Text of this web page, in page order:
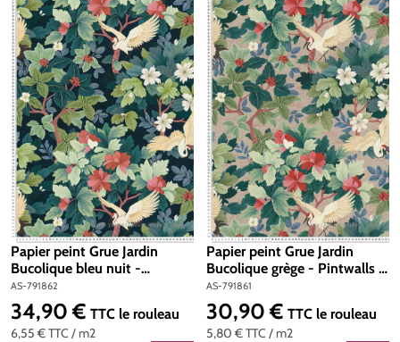
Papier peint Grue Jardin
Bucolique bleu nuit -
Pintwalls 3 d'A.S. Création |
Réf. AS-791862
AS-791862
6,55 €TTC / m2
Prix régulier :
34,90 € TTC le rouleau
Papier peint Grue Jardin
Bucolique grège - Pintwalls 3
d'A.S. Création | Réf. AS-
791861
AS-791861
5,80 €TTC / m2
Prix régulier :
30,90 € TTC le rouleau